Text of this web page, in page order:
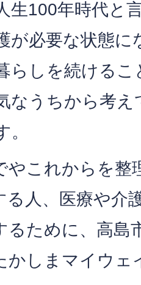
生100年時代と
が必要な状態に
らしを続ける
なうちから考
。
やこれからを整
る人、医療や介
るために、高島
かしまマイウェ